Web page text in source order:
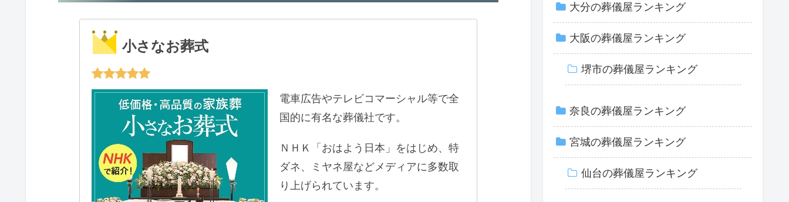
小さなお葬式
電車広告やテレビコマーシャル等で全
国的に有名な葬儀社です。
ＮＨＫ「おはよう日本」をはじめ、特
ダネ、ミヤネ屋などメディアに多数取
り上げられています。
大分の葬儀屋ランキング
大阪の葬儀屋ランキング
堺市の葬儀屋ランキング
奈良の葬儀屋ランキング
宮城の葬儀屋ランキング
仙台の葬儀屋ランキング